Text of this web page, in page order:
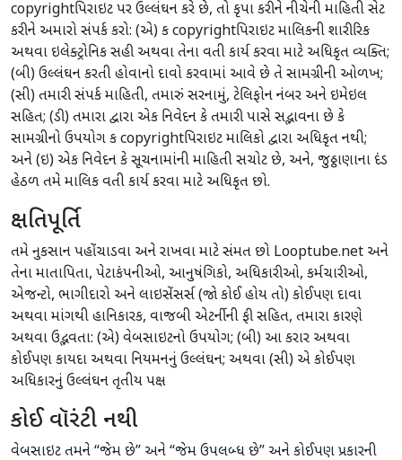
copyrightપિરાઇટ પર ઉલ્લંઘન કરે છે, તો કૃપા કરીને નીચેની માહિતી સેટ
કરીને અમારો સંપર્ક કરો: (એ) ક copyrightપિરાઇટ માલિકની શારીરિક
અથવા ઇલેક્ટ્રોનિક સહી અથવા તેના વતી કાર્ય કરવા માટે અધિકૃત વ્યક્તિ;
(બી) ઉલ્લંઘન કરતી હોવાનો દાવો કરવામાં આવે છે તે સામગ્રીની ઓળખ;
(સી) તમારી સંપર્ક માહિતી, તમારું સરનામું, ટેલિફોન નંબર અને ઇમેઇલ
સહિત; (ડી) તમારા દ્વારા એક નિવેદન કે તમારી પાસે સદ્ભાવના છે કે
સામગ્રીનો ઉપયોગ ક copyrightપિરાઇટ માલિકો દ્વારા અધિકૃત નથી;
અને (ઇ) એક નિવેદન કે સૂચનામાંની માહિતી સચોટ છે, અને, જુઠ્ઠાણાના દંડ
હેઠળ તમે માલિક વતી કાર્ય કરવા માટે અધિકૃત છો.
ક્ષતિપૂર્તિ
તમે નુકસાન પહોંચાડવા અને રાખવા માટે સંમત છો Looptube.net અને
તેના માતાપિતા, પેટાકંપનીઓ, આનુષંગિકો, અધિકારીઓ, કર્મચારીઓ,
એજન્ટો, ભાગીદારો અને લાઇસેંસર્સ (જો કોઈ હોય તો) કોઈપણ દાવા
અથવા માંગથી હાનિકારક, વાજબી એટર્નીની ફી સહિત, તમારા કારણે
અથવા ઉદ્ભવતા: (એ) વેબસાઇટનો ઉપયોગ; (બી) આ કરાર અથવા
કોઈપણ કાયદા અથવા નિયમનનું ઉલ્લંઘન; અથવા (સી) એ કોઈપણ
અધિકારનું ઉલ્લંઘન તૃતીય પક્ષ
કોઈ વૉરંટી નથી
વેબસાઇટ તમને “જેમ છે” અને “જેમ ઉપલબ્ધ છે” અને કોઈપણ પ્રકારની